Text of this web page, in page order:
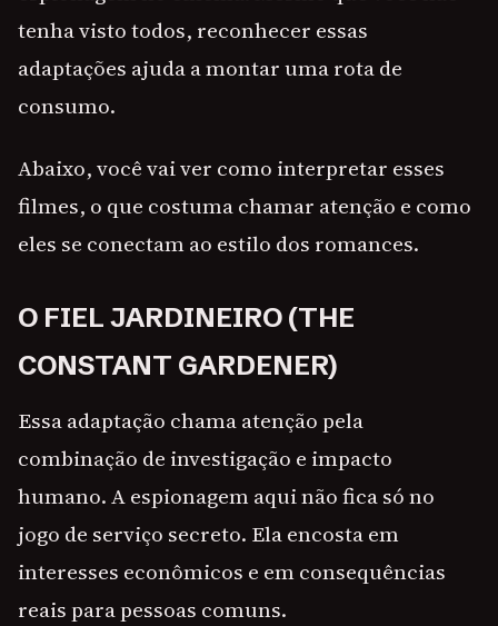
tenha visto todos, reconhecer essas
adaptações ajuda a montar uma rota de
consumo.
Abaixo, você vai ver como interpretar esses
filmes, o que costuma chamar atenção e como
eles se conectam ao estilo dos romances.
O FIEL JARDINEIRO (THE
CONSTANT GARDENER)
Essa adaptação chama atenção pela
combinação de investigação e impacto
humano. A espionagem aqui não fica só no
jogo de serviço secreto. Ela encosta em
interesses econômicos e em consequências
reais para pessoas comuns.